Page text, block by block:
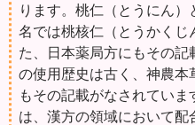
ります。桃仁（とうにん
名では桃核仁（とうかくじ
た、日本薬局方にもその
の使用歴史は古く、神農本
もその記載がなされてい
は、漢方の領域において配